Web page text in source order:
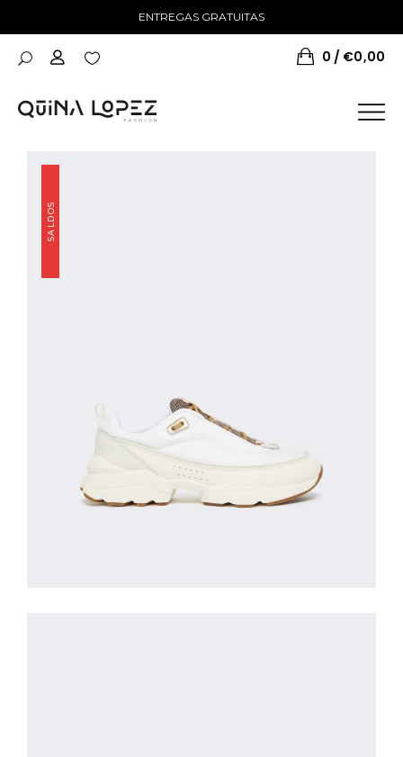
ENTREGAS GRATUITAS
0 €0,00
SALDOS